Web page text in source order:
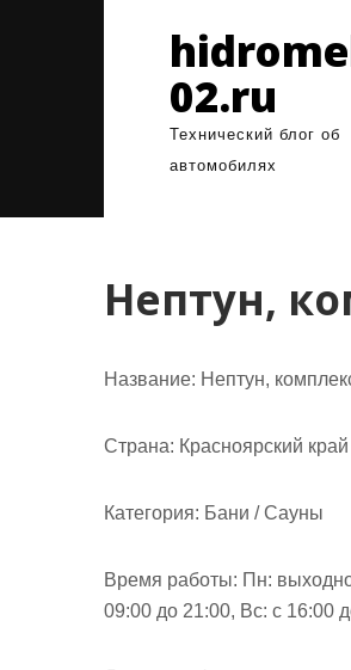
02.ru
Технический блог об
автомобилях
Нептун,
Название: Нептун,
Страна: Красноярский
Категория: Бани / Сауны
Время работы: Пн:
09:00 до 21:00, Вс: с 16:00